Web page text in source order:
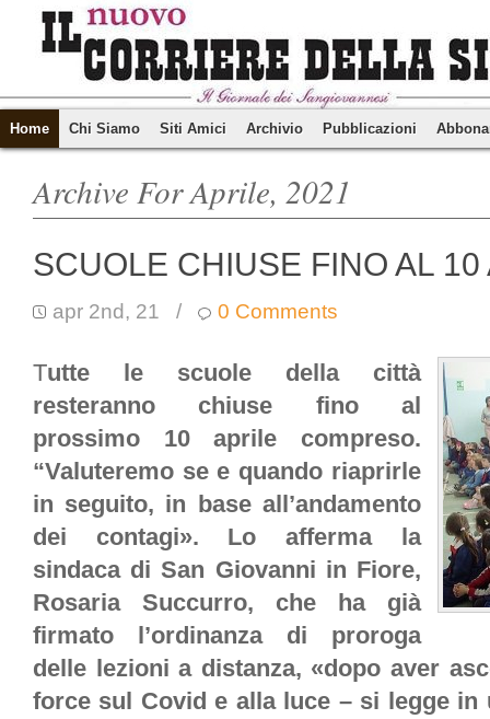
Home Chi Siamo Siti Amici Archivio Pubblicazioni
Archive For Aprile, 2021
SCUOLE CHIUSE FINO AL 10
apr 2nd, 21 / 0 Comments
Tutte le scuole della città
resteranno chiuse fino al
prossimo 10 aprile compreso.
“Valuteremo se e quando riaprirle
in seguito, in base all’andamento
dei contagi». Lo afferma la
sindaca di San Giovanni in Fiore,
Rosaria Succurro, che ha già
firmato l’ordinanza di proroga
delle lezioni a distanza, «dopo aver
force sul Covid e alla luce – si legge in